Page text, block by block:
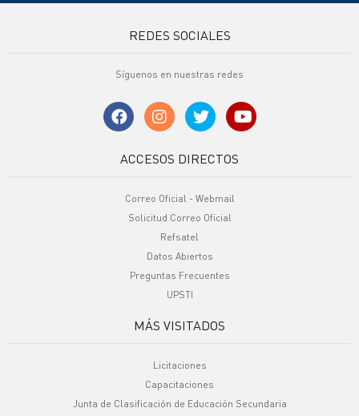
REDES SOCIALES
Síguenos en nuestras redes
ACCESOS DIRECTOS
Correo Oficial - Webmail
Solicitud Correo Oficial
Refsatel
Datos Abiertos
Preguntas Frecuentes
UPSTI
MÁS VISITADOS
Licitaciones
Capacitaciones
Junta de Clasificación de Educación Secundaria